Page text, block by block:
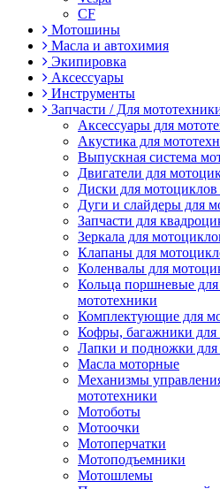
CF
Мотошины
Масла и автохимия
Экипировка
Аксессуары
Инструменты
Запчасти / Для
Аксессуары для
Акустика для
Выпускная система
Двигатели для
Диски для
Дуги и слайдеры для
Запчасти для
Зеркала для
Клапаны для
Коленвалы для
Кольца поршневые
мототехники
Комплектующие для
Кофры, багажники для
Лапки и подножки для
Масла моторные
Механизмы
мототехники
Мотоботы
Мотоочки
Мотоперчатки
Мотоподъемники
Мотошлемы